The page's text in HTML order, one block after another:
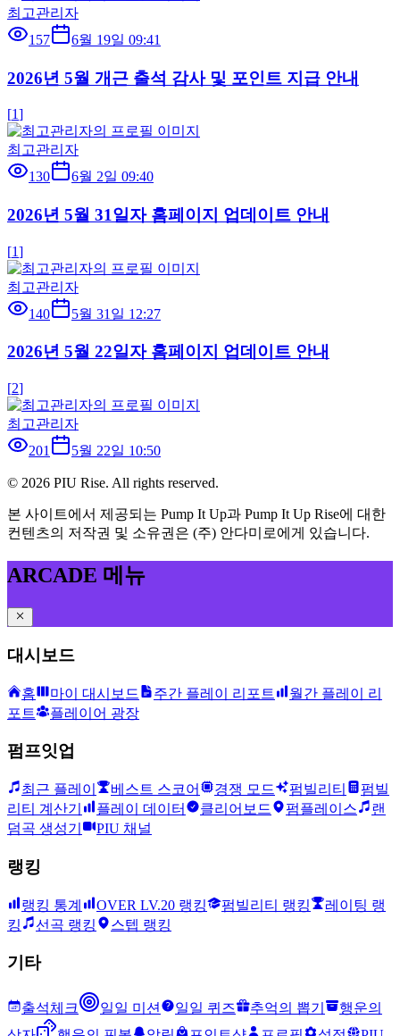
최고관리자
157
6월 19일 09:41
2026년 5월 개근 출석 감사 및 포인트 지급 안내
[1]
최고관리자
130
6월 2일 09:40
2026년 5월 31일자 홈페이지 업데이트 안내
[1]
최고관리자
140
5월 31일 12:27
2026년 5월 22일자 홈페이지 업데이트 안내
[2]
최고관리자
201
5월 22일 10:50
© 2026 PIU Rise. All rights reserved.
본 사이트에서 제공되는 Pump It Up과 Pump It Up Rise에 대한
컨텐츠의 저작권 및 소유권은 (주) 안다미로에게 있습니다.
ARCADE 메뉴
대시보드
홈 마이 대시보드 주간 플레이 리포트
월간 플레이 리
포트
플레이어 광장
펌프잇업
최근 플레이 베스트 스코어 경쟁 모드 펌빌리티
펌빌
리티 계산기
플레이 데이터 클리어보드 펌플레이스
랜
덤곡 생성기
PIU 채널
랭킹
랭킹 통계 OVER LV.20 랭킹 펌빌리티 랭킹
레이팅 랭
킹
선곡 랭킹 스텝 랭킹
기타
출석체크 일일 미션 일일 퀴즈 추억의 뽑기
행운의